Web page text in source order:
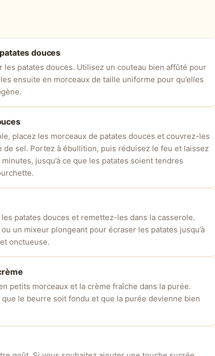
douces
les patates douces. Utilisez un couteau bien affûté pour
ensuite en morceaux de taille uniforme pour qu’elles
placez les morceaux de patates douces et couvrez-les
de sel. Portez à ébullition, puis réduisez le feu et laissez
jusqu’à ce que les patates soient tendres
patates douces et remettez-les dans la casserole.
un mixeur plongeant pour écraser les patates jusqu’à
onctueuse.
petits morceaux et la crème fraîche dans la purée.
que le beurre soit fondu et que la purée devienne bien